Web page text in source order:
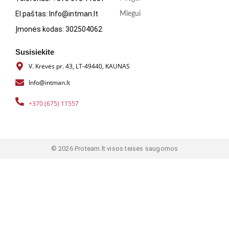
sausoje, vaikams nepasiekiamoje vietoje, toliau nuo tiesioginių
Prieš pradedant vartoti, rekomenduojame pasikonsultuoti su
treneriu, sporto gydytoju arba mitybos specialistu. Neviršyti
Gamintojas:BioTech USA Kft. 1033 Budapest, Kiscsikós köz 11.,
El.paštas: Info@intman.lt
Įmonės kodas: 302504062
Miegui
Susisiekite
V. Krėvės pr. 43, LT-49440, KAUNAS
Info@intman.lt
+370 (675) 11557
© 2026 Proteam.lt visos teisės saugomos